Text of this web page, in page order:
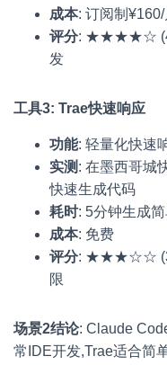
成本: 订阅制¥160/
评分: ★★★★☆ (4/
发
工具3: Trae快速响应
功能: 轻量化快速
实测 : 在墨西哥城
快速生成代码
耗时: 5分钟生成
成本: 免费
评分: ★★★☆☆ (3/
限
场景2结论: Claude
常IDE开发,Trae适合简